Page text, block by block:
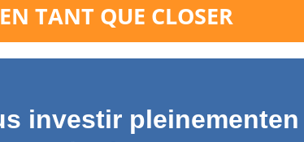
TANT QUE CLOSER
investir